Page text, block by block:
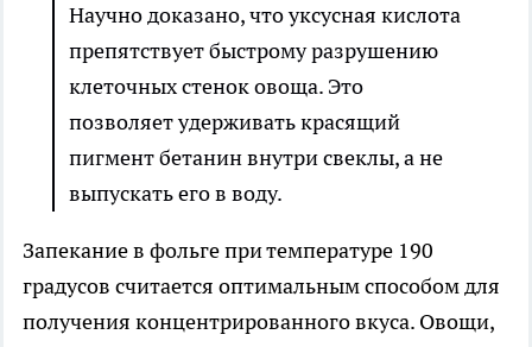
Научно доказано, что уксусная кислота
препятствует быстрому разрушению
клеточных стенок овоща. Это
позволяет удерживать красящий
пигмент бетанин внутри свеклы, а не
выпускать его в воду.
Запекание в фольге при температуре 190
градусов считается оптимальным способом для
получения концентрированного вкуса. Овощи,